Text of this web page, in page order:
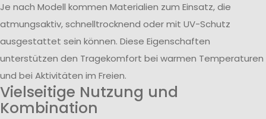
Je nach Modell kommen Materialien zum Einsatz, die
atmungsaktiv, schnelltrocknend oder mit UV-Schutz
ausgestattet sein können. Diese Eigenschaften
unterstützen den Tragekomfort bei warmen Temperaturen
und bei Aktivitäten im Freien.
Vielseitige Nutzung und
Kombination